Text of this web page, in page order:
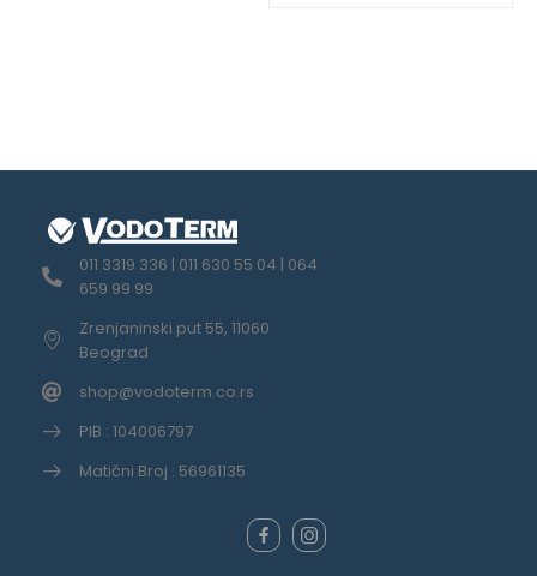
011 3319 336 | 011 630 55 04 | 064
659 99 99
Zrenjaninski put 55, 11060
Beograd
shop@vodoterm.co.rs
PIB : 104006797
Matični Broj : 56961135